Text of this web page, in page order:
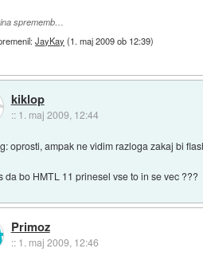
sprememb…
JayKay (1. maj 2009 ob 12:39)
kiklop
:: 1. maj 2009, 12:44
oprosti, ampak ne vidim razloga zakaj bi
da bo HMTL 11 prinesel vse to in se vec ???
Primoz
:: 1. maj 2009, 12:46